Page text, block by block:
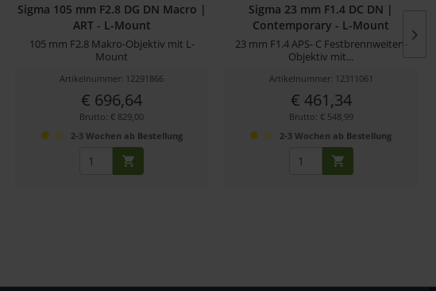
Sigma 105 mm F2.8 DG DN Macro |
ART - L-Mount
105 mm F2.8 Makro-Objektiv mit L-
Mount
Artikelnummer: 12291866
€ 696,64
Brutto: € 829,00
2-3 Wochen ab Bestellung
Sigma 23 mm F1.4 DC DN |
Contemporary - L-Mount
23 mm F1.4 APS- C Festbrennweiten-
Objektiv mit...
Artikelnummer: 12311061
€ 461,34
Brutto: € 548,99
2-3 Wochen ab Bestellung